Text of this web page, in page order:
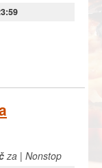
za | Nonstop